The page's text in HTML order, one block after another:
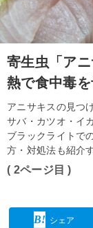
寄生虫「ア
熱で食中毒
アニサキスの見つ
サバ・カツオ・イ
ブラックライトで
方・対処法も紹介
( 2ページ目 )
シェア